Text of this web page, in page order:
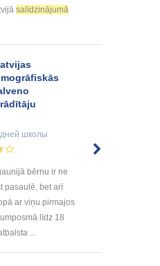
salīdzinājumā
школы
bērnu ir ne
pasaulē, bet arī
ar viņu pirmajos
līdz 18
...